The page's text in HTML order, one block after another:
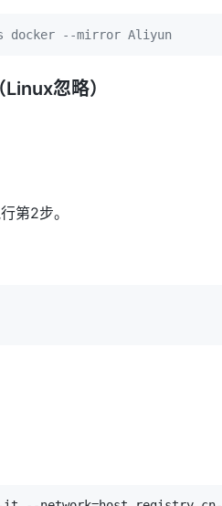
docker --mirror Aliyun
忽略）
第2步。